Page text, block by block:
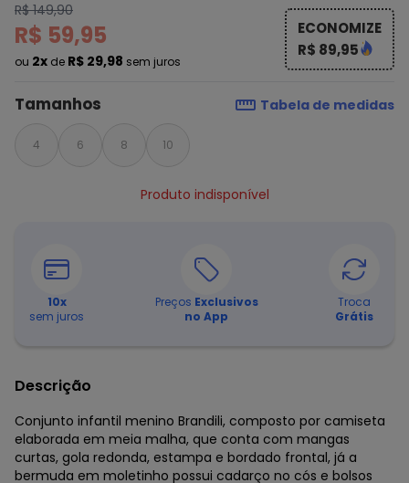
R$ 149,90
R$ 59,95
ou 2x de R$ 29,98 sem juros
ECONOMIZE
R$ 89,95
Tamanhos Tabela de medidas
4 6 8 10
Produto indisponível
10x
sem juros
Preços Exclusivos
no App
Troca
Grátis
Descrição
Conjunto infantil menino Brandili, composto por camiseta
elaborada em meia malha, que conta com mangas
curtas, gola redonda, estampa e bordado frontal, já a
bermuda em moletinho possui cadarço no cós e bolsos